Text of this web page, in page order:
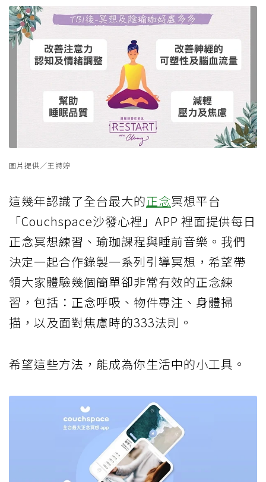
圖片提供／王詩婷
這幾年認識了全台最大的正念冥想平台
「Couchspace沙發心裡」APP 裡面提供每日
正念冥想練習、瑜珈課程與睡前音樂。我們
決定一起合作錄製一系列引導冥想，希望帶
領大家體驗幾個簡單卻非常有效的正念練
習，包括：正念呼吸、物件專注、身體掃
描，以及面對焦慮時的333法則。
希望這些方法，能成為你生活中的小工具。